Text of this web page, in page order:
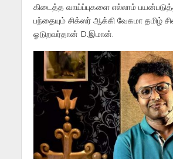
கிடைத்த வாய்ப்புகளை எல்லாம்
பந்தையும் சிக்ஸர் ஆக்கி வேகமா தமிழ்
ஓடுறவர்தான் D.இமான்.